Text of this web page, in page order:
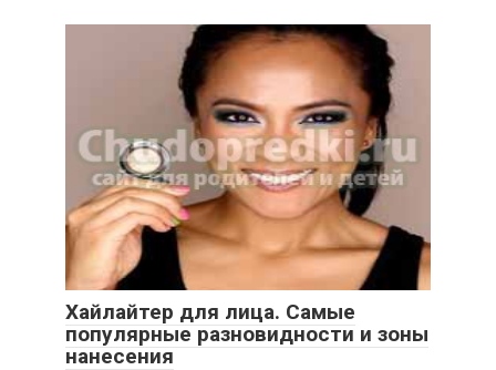
Хайлайтер для лица. Самые
популярные разновидности и зоны
нанесения